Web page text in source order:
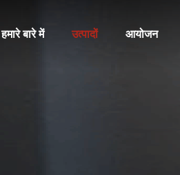
हमारे बारे में उत्पादों आयोजन